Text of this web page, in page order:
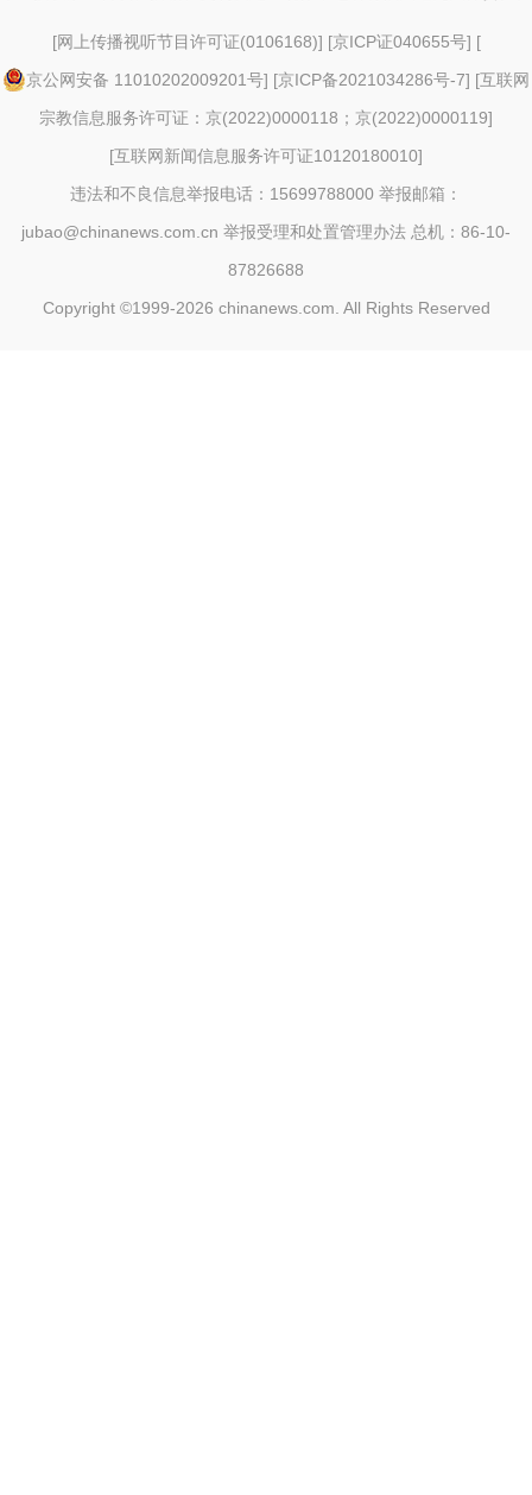
[网上传播视听节目许可证(0106168)] [京ICP证040655号] [
京公网安备 11010202009201号] [京ICP备2021034286号-7] [互联网
宗教信息服务许可证：京(2022)0000118；京(2022)0000119]
[互联网新闻信息服务许可证10120180010]
违法和不良信息举报电话：15699788000 举报邮箱：
jubao@chinanews.com.cn 举报受理和处置管理办法 总机：86-10-
87826688
Copyright ©1999-2026 chinanews.com. All Rights Reserved